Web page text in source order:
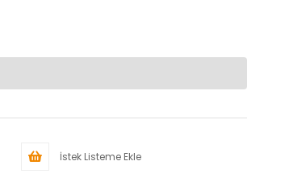
İstek Listeme Ekle